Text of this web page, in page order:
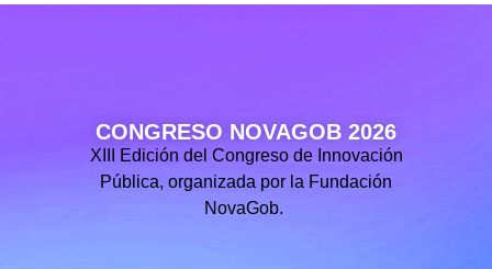
CONGRESO NOVAGOB 2026
XIII Edición del Congreso de Innovación
Pública, organizada por la Fundación
NovaGob.